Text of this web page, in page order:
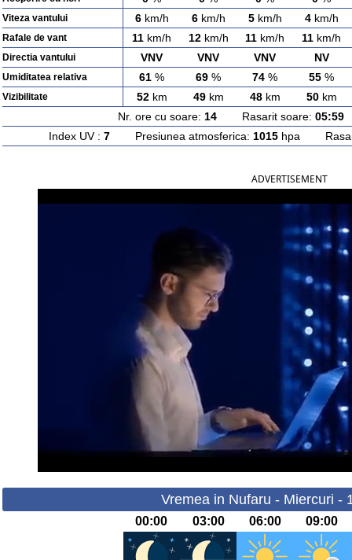
Viteza vantului 6km/h 6km/h 5km/h 4km/h
Rafale de vant 11 km/h 12km/h 11 km/h 11 km/h
Directia vantului VNV VNV VNV NV
Umiditatea relativa 61 % 69 % 74 % 55 %
Vizibilitate 52km 49km 48km 50km
Nr. ore cu soare: 14Rasarit soare: 05:59
Index UV : 7Presiunea atmosferica: 1015hpa
ADVERTISEMENT
Vremea in Nufaru - Miercuri -
00:00 03:00 06:00 09:00